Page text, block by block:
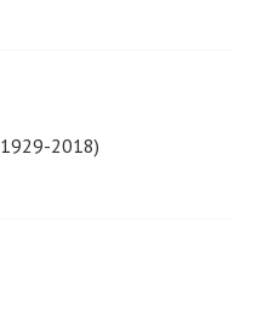
1929-2018)